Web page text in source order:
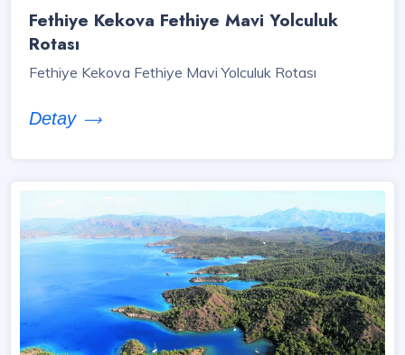
Fethiye Kekova Fethiye Mavi Yolculuk
Rotası
Fethiye Kekova Fethiye Mavi Yolculuk Rotası
Detay